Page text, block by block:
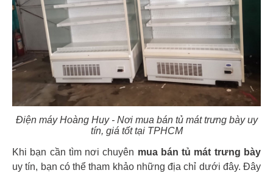
Điện máy Hoàng Huy - Nơi mua bán tủ mát trưng bày uy
tín, giá tốt tại TPHCM
Khi bạn cần tìm nơi chuyên mua bán tủ mát trưng bày
uy tín, bạn có thể tham khảo những địa chỉ dưới đây. Đây